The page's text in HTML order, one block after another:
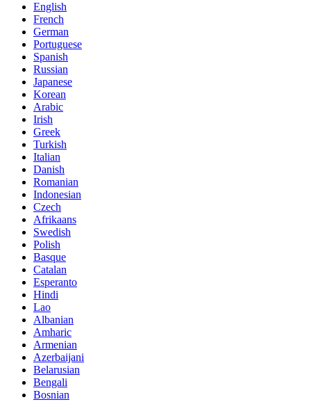
English
French
German
Portuguese
Spanish
Russian
Japanese
Korean
Arabic
Irish
Greek
Turkish
Italian
Danish
Romanian
Indonesian
Czech
Afrikaans
Swedish
Polish
Basque
Catalan
Esperanto
Hindi
Lao
Albanian
Amharic
Armenian
Azerbaijani
Belarusian
Bengali
Bosnian